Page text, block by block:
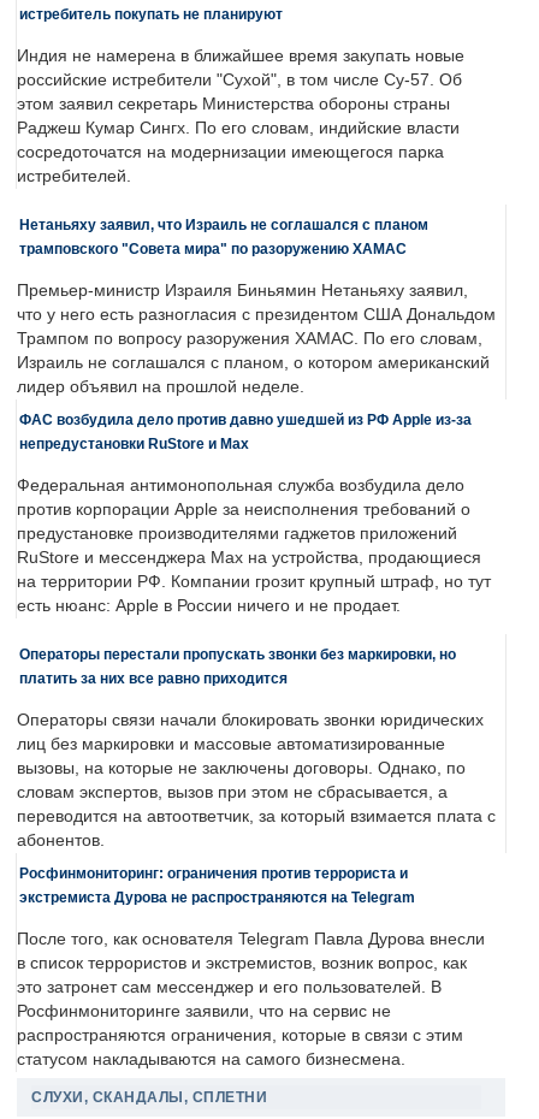
истребитель покупать не планируют
Индия не намерена в ближайшее время закупать новые
российские истребители "Сухой", в том числе Су-57. Об
этом заявил секретарь Министерства обороны страны
Раджеш Кумар Сингх. По его словам, индийские власти
сосредоточатся на модернизации имеющегося парка
истребителей.
Нетаньяху заявил, что Израиль не соглашался с планом
трамповского "Совета мира" по разоружению ХАМАС
Премьер-министр Израиля Биньямин Нетаньяху заявил,
что у него есть разногласия с президентом США Дональдом
Трампом по вопросу разоружения ХАМАС. По его словам,
Израиль не соглашался с планом, о котором американский
лидер объявил на прошлой неделе.
ФАС возбудила дело против давно ушедшей из РФ Apple из-за
непредустановки RuStore и Max
Федеральная антимонопольная служба возбудила дело
против корпорации Apple за неисполнения требований о
предустановке производителями гаджетов приложений
RuStore и мессенджера Max на устройства, продающиеся
на территории РФ. Компании грозит крупный штраф, но тут
есть нюанс: Apple в России ничего и не продает.
Операторы перестали пропускать звонки без маркировки, но
платить за них все равно приходится
Операторы связи начали блокировать звонки юридических
лиц без маркировки и массовые автоматизированные
вызовы, на которые не заключены договоры. Однако, по
словам экспертов, вызов при этом не сбрасывается, а
переводится на автоответчик, за который взимается плата с
абонентов.
Росфинмониторинг: ограничения против террориста и
экстремиста Дурова не распространяются на Telegram
После того, как основателя Telegram Павла Дурова внесли
в список террористов и экстремистов, возник вопрос, как
это затронет сам мессенджер и его пользователей. В
Росфинмониторинге заявили, что на сервис не
распространяются ограничения, которые в связи с этим
статусом накладываются на самого бизнесмена.
СЛУХИ, СКАНДАЛЫ, СПЛЕТНИ